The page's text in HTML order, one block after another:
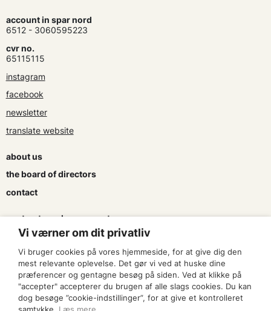
account in spar nord
6512 - 3060595223
cvr no.
65115115
instagram
facebook
newsletter
translate website
about us
the board of directors
contact
contracts and agreements
apply for a subsidy
press & logo
become a member
Vi værner om dit privatliv
Vi bruger cookies på vores hjemmeside, for at give dig den
mest relevante oplevelse. Det gør vi ved at huske dine
præferencer og gentagne besøg på siden. Ved at klikke på
"accepter" accepterer du brugen af alle slags cookies. Du kan
dog besøge ”cookie-indstillinger”, for at give et kontrolleret